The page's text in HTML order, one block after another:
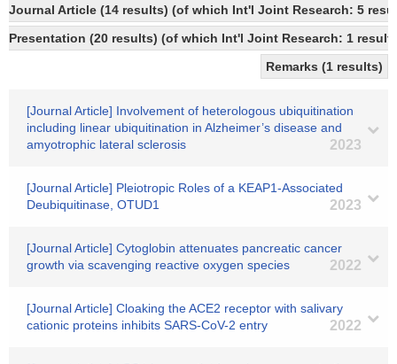
Journal Article (14 results) (of which Int'l Joint Research: 5
Presentation (20 results) (of which Int'l Joint Research: 1
Remarks (1 results)
[Journal Article] Involvement of heterologous ubiquitination
including linear ubiquitination in Alzheimer’s disease and
amyotrophic lateral sclerosis
2023
[Journal Article] Pleiotropic Roles of a KEAP1-Associated
Deubiquitinase, OTUD1
2023
[Journal Article] Cytoglobin attenuates pancreatic cancer
growth via scavenging reactive oxygen species
2022
[Journal Article] Cloaking the ACE2 receptor with salivary
cationic proteins inhibits SARS-CoV-2 entry
2022